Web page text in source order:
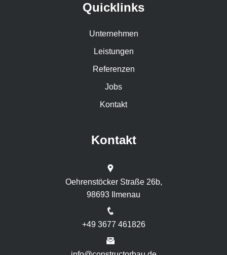
Quicklinks
Unternehmen
Leistungen
Referenzen
Jobs
Kontakt
Kontakt
Oehrenstöcker Straße 26b,
98693 Ilmenau
+49 3677 461826